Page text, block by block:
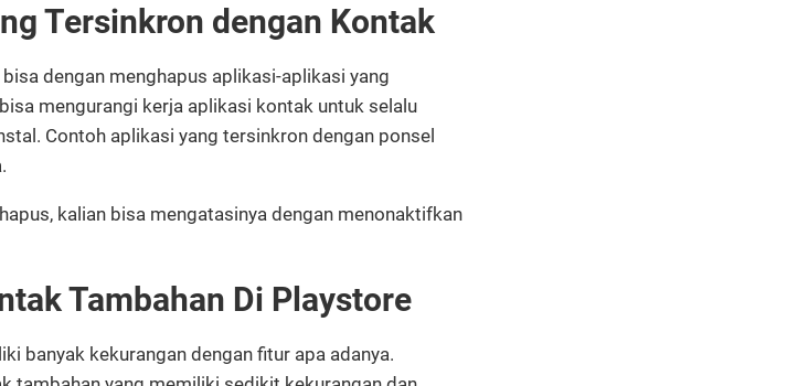
Tersinkron dengan Kontak
dengan menghapus aplikasi-aplikasi yang
mengurangi kerja aplikasi kontak untuk selalu
Contoh aplikasi yang tersinkron dengan ponsel
kalian bisa mengatasinya dengan menonaktifkan
Tambahan Di Playstore
banyak kekurangan dengan fitur apa adanya.